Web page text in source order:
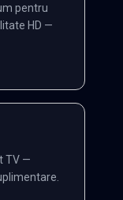
pentru
HD —
TV —